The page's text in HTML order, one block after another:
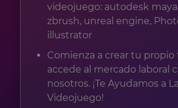
videojuego: autodesk
zbrush, unreal engine,
illustrator
Comienza a crear tu
accede al mercado laboral
nosotros. ¡Te Ayudamos a
Videojuego!